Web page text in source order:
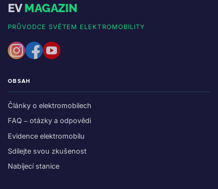
EVMAGAZIN
PRŮVODCE SVĚTEM ELEKTROMOBILITY
OBSAH
Články o elektromobilech
FAQ – otázky a odpovědi
Evidence elektromobilu
Sdílejte svou zkušenost
Nabíjecí stanice